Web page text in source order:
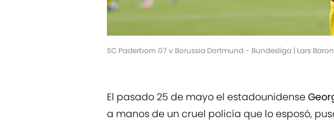
SC Paderborn 07 v Borussia Dortmund - Bundesliga | Lars
El pasado 25 de mayo el estadounidense
a manos de un cruel policía que lo esposó,